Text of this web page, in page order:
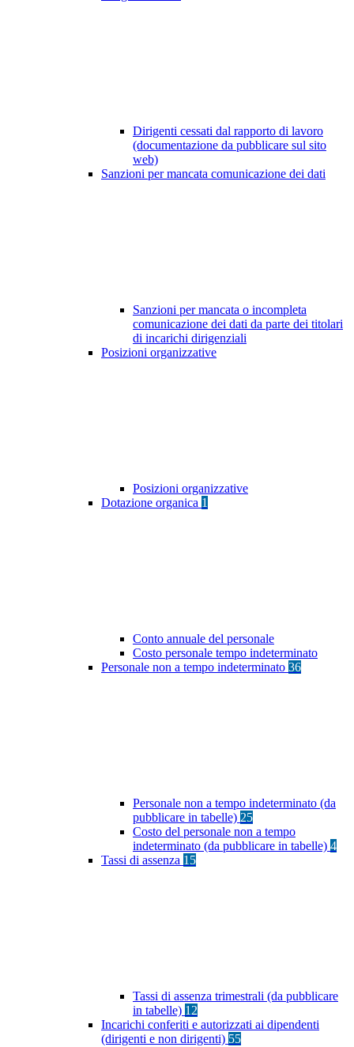
Dirigenti cessati dal rapporto di lavoro
(documentazione da pubblicare sul sito
web)
Sanzioni per mancata comunicazione dei dati
Sanzioni per mancata o incompleta
comunicazione dei dati da parte dei titolari
di incarichi dirigenziali
Posizioni organizzative
Posizioni organizzative
Dotazione organica 1
Conto annuale del personale
Costo personale tempo indeterminato
Personale non a tempo indeterminato 36
Personale non a tempo indeterminato (da
pubblicare in tabelle) 25
Costo del personale non a tempo
indeterminato (da pubblicare in tabelle) 4
Tassi di assenza 15
Tassi di assenza trimestrali (da pubblicare
in tabelle) 12
Incarichi conferiti e autorizzati ai dipendenti
(dirigenti e non dirigenti) 55